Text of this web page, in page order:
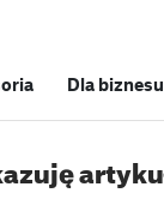
Dla biznesu